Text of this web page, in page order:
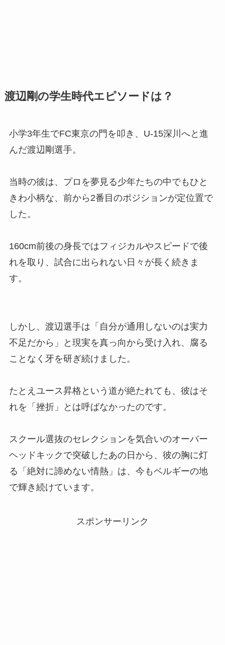
渡辺剛の学生時代エピソードは？
小学3年生でFC東京の門を叩き、U-15深川へと進
んだ渡辺剛選手。
当時の彼は、プロを夢見る少年たちの中でもひと
きわ小柄な、前から2番目のポジションが定位置で
した。
160cm前後の身長ではフィジカルやスピードで後
れを取り、試合に出られない日々が長く続きま
す。
しかし、渡辺選手は「自分が通用しないのは実力
不足だから」と現実を真っ向から受け入れ、腐る
ことなく牙を研ぎ続けました。
たとえユース昇格という道が絶たれても、彼はそ
れを「挫折」とは呼ばなかったのです。
スクール選抜のセレクションを気合いのオーバー
ヘッドキックで突破したあの日から、彼の胸に灯
る「絶対に諦めない情熱」は、今もベルギーの地
で輝き続けています。
スポンサーリンク